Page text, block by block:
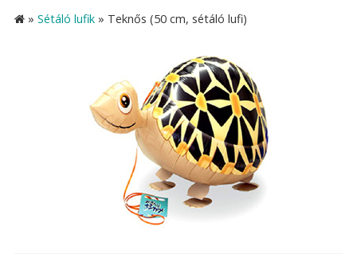
» Sétáló lufik » Teknős (50 cm, sétáló lufi)